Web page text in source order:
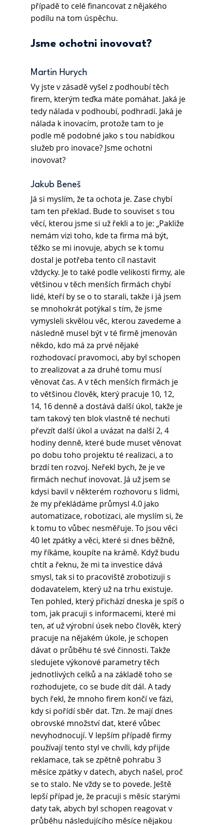
případě to celé financovat z nějakého
podílu na tom úspěchu.
Jsme ochotni inovovat?
Martin Hurych
Vy jste v zásadě vyšel z podhoubí těch
firem, kterým teďka máte pomáhat. Jaká je
tedy nálada v podhoubí, podhradí. Jaká je
nálada k inovacím, protože tam to je
podle mě podobné jako s tou nabídkou
služeb pro inovace? Jsme ochotni
inovovat?
Jakub Beneš
Já si myslím, že ta ochota je. Zase chybí
tam ten překlad. Bude to souviset s tou
věcí, kterou jsme si už řekli a to je: „Pakliže
nemám vizi toho, kde ta firma má být,
těžko se mi inovuje, abych se k tomu
dostal je potřeba tento cíl nastavit
vždycky. Je to také podle velikosti firmy, ale
většinou v těch menších firmách chybí
lidé, kteří by se o to starali, takže i já jsem
se mnohokrát potýkal s tím, že jsme
vymysleli skvělou věc, kterou zavedeme a
následně musel být v té firmě jmenován
někdo, kdo má za prvé nějaké
rozhodovací pravomoci, aby byl schopen
to zrealizovat a za druhé tomu musí
věnovat čas. A v těch menších firmách je
to většinou člověk, který pracuje 10, 12,
14, 16 denně a dostává další úkol, takže je
tam takový ten blok vlastně té nechuti
převzít další úkol a uvázat na další 2, 4
hodiny denně, které bude muset věnovat
po dobu toho projektu té realizaci, a to
brzdí ten rozvoj. Neřekl bych, že je ve
firmách nechuť inovovat. Já už jsem se
kdysi bavil v některém rozhovoru s lidmi,
že my překládáme průmysl 4.0 jako
automatizace, robotizaci, ale myslím si, že
k tomu to vůbec nesměřuje. To jsou věci
40 let zpátky a věci, které si dnes běžně,
my říkáme, koupíte na krámě. Když budu
chtít a řeknu, že mi ta investice dává
smysl, tak si to pracoviště zrobotizuji s
dodavatelem, který už na trhu existuje.
Ten pohled, který přichází dneska je spíš o
tom, jak pracuji s informacemi, které mi
ten, ať už výrobní úsek nebo člověk, který
pracuje na nějakém úkole, je schopen
dávat o průběhu té své činnosti. Takže
sledujete výkonové parametry těch
jednotlivých celků a na základě toho se
rozhodujete, co se bude dít dál. A tady
bych řekl, že mnoho firem končí ve fázi,
kdy si pořídí sběr dat. Tzn. že mají dnes
obrovské množství dat, které vůbec
nevyhodnocují. V lepším případě firmy
používají tento styl ve chvíli, kdy přijde
reklamace, tak se zpětně pohrabu 3
měsíce zpátky v datech, abych našel, proč
se to stalo. Ne vždy se to povede. Ještě
lepší případ je, že pracuji s měsíc starými
daty tak, abych byl schopen reagovat v
průběhu následujícího měsíce nějakou